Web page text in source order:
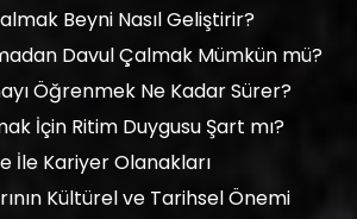
Beyni Nasıl Geliştirir?
Davul Çalmak Mümkün mü?
Öğrenmek Ne Kadar Sürer?
İçin Ritim Duygusu Şart mı?
İle Kariyer Olanakları
Kültürel ve Tarihsel Önemi